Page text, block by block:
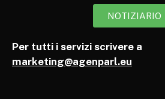
NOTIZIARIO
Per tutti i servizi scrivere a
marketing@agenparl.eu